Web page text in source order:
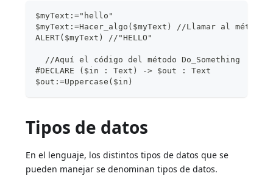
$myText:="hello"
$myText:=Hacer_algo($myText) //Llamar al método
ALERT($myText) //"HELLO"
  //Aquí el código del método Do_Something
#DECLARE ($in : Text) -> $out : Text
$out:=Uppercase($in)
Tipos de datos
En el lenguaje, los distintos tipos de datos que se
pueden manejar se denominan tipos de datos.